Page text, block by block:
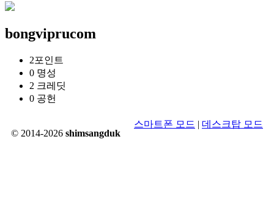
bongviprucom
2포인트
0 명성
2 크레딧
0 공헌
© 2014-2026 shimsangduk
스마트폰 모드 | 데스크탑 모드